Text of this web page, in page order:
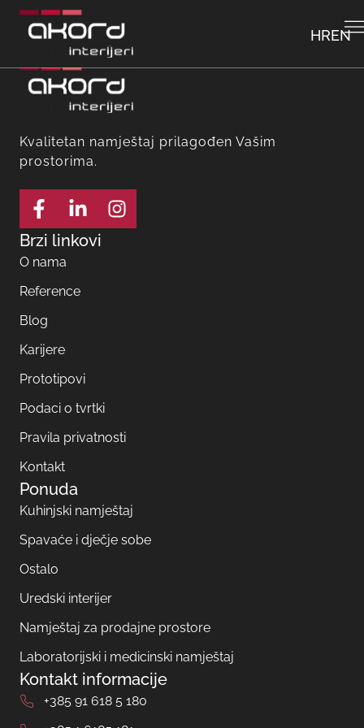
HREN
Kvalitetan namještaj prilagođen Vašim
prostorima.
Brzi linkovi
O nama
Reference
Blog
Karijere
Prototipovi
Podaci o tvrtki
Pravila privatnosti
Kontakt
Ponuda
Kuhinjski namještaj
Spavaće i dječje sobe
Ostalo
Uredski interijer
Namještaj za prodajne prostore
Laboratorijski i medicinski namještaj
Kontakt informacije
+385 91 618 5 180